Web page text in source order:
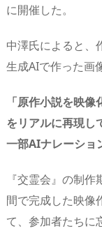
に開催した。
中澤氏によると、
生成AIで作った画
「原作小説を映
をリアルに再現し
一部AIナレーショ
『交霊会』の制
間で完成した映像
て、参加者たちに